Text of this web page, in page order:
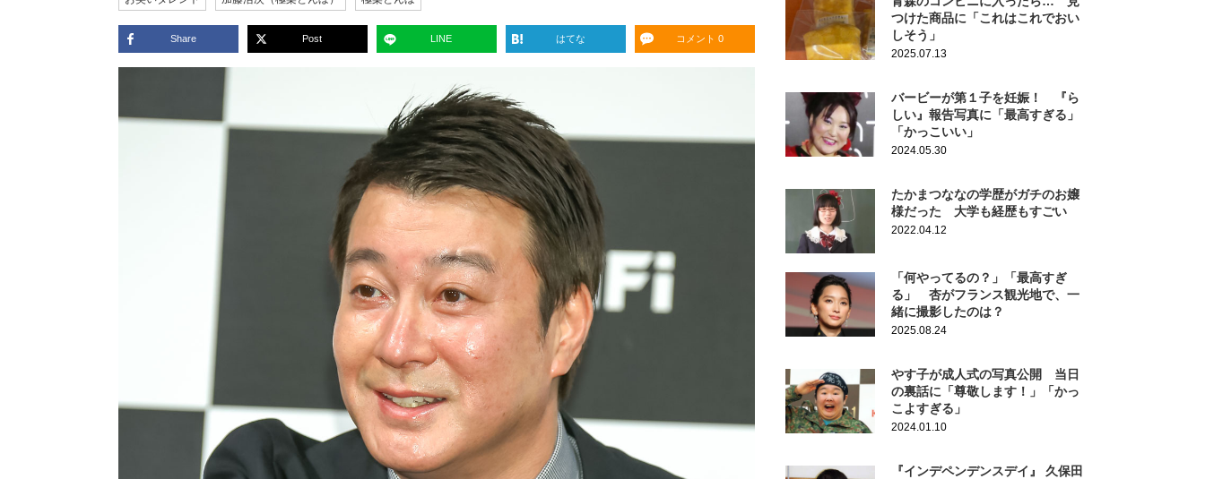
Share Post LINE はてな コメント 0
つけた商品に「これはこれでおい
しそう」
2025.07.13
バービーが第１子を妊娠！ 『ら
しい』報告写真に「最高すぎる」
「かっこいい」
2024.05.30
たかまつななの学歴がガチのお嬢
様だった 大学も経歴もすごい
2022.04.12
「何やってるの？」「最高すぎ
る」 杏がフランス観光地で、一
緒に撮影したのは？
2025.08.24
やす子が成人式の写真公開 当日
の裏話に「尊敬します！」「かっ
こよすぎる」
2024.01.10
『インデペンデンスデイ』 久保田